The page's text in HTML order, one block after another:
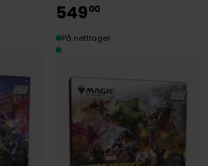
54900
På nettlager